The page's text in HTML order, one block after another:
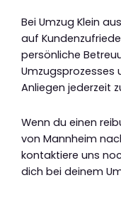
Bei Umzug Klein
auf
persönliche
Umzugsprozesses
Anliegen jederzeit
Wenn du einen
von Mannheim
kontaktiere uns
dich bei deinem